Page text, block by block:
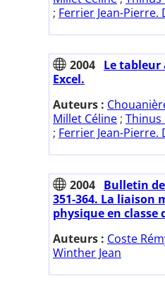
; Ferrier Jean-Pierre.
2004 Le tableur
Excel.
Auteurs :
Millet Céline ; Thinus
; Ferrier Jean-Pierre.
2004 Bulletin de
351-364. La liaison
physique en classe
Auteurs : Coste
Winther Jean